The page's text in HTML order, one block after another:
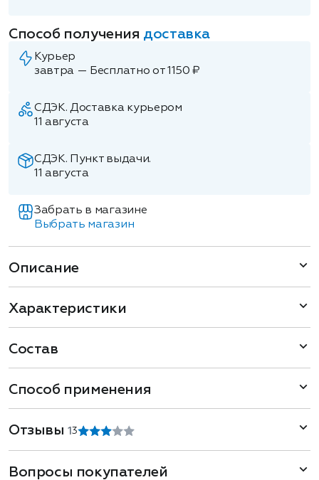
Способ получения доставка
Курьер
завтра — Бесплатно от 1150 ₽
СДЭК. Доставка курьером
11 августа
СДЭК. Пункт выдачи.
11 августа
Забрать в магазине
Выбрать магазин
Описание
Характеристики
Состав
Способ применения
Отзывы1 3
Вопросы покупателей